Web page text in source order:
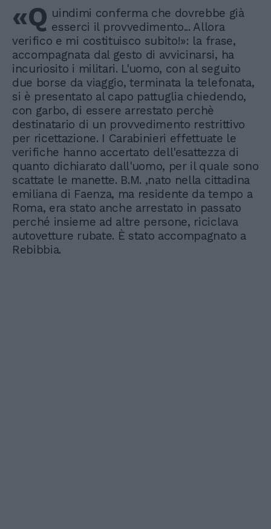
«Q uindimi conferma che dovrebbe già
esserci il provvedimento... Allora
verifico e mi costituisco subito!»: la frase,
accompagnata dal gesto di avvicinarsi, ha
incuriosito i militari. L'uomo, con al seguito
due borse da viaggio, terminata la telefonata,
si è presentato al capo pattuglia chiedendo,
con garbo, di essere arrestato perchè
destinatario di un provvedimento restrittivo
per ricettazione. I Carabinieri effettuate le
verifiche hanno accertato dell'esattezza di
quanto dichiarato dall'uomo, per il quale sono
scattate le manette. B.M. ,nato nella cittadina
emiliana di Faenza, ma residente da tempo a
Roma, era stato anche arrestato in passato
perché insieme ad altre persone, riciclava
autovetture rubate. È stato accompagnato a
Rebibbia.